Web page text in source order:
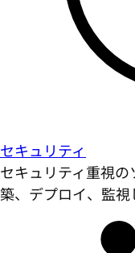
セキュリティ
セキュリティ重視
築、デプロイ、監視